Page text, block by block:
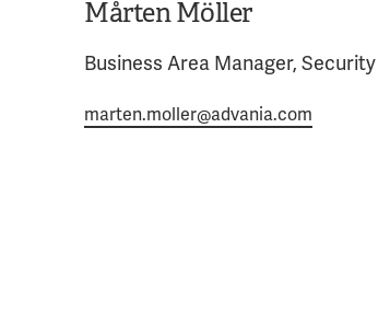
Mårten Möller
Business Area Manager, Security
marten.moller@advania.com